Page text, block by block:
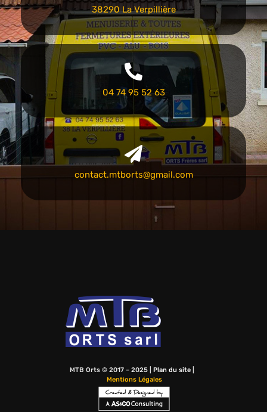
38290 La Verpillière
04 74 95 52 63
contact.mtborts@gmail.com
MTB Orts © 2017 – 2025 | Plan du site|
Mentions Légales